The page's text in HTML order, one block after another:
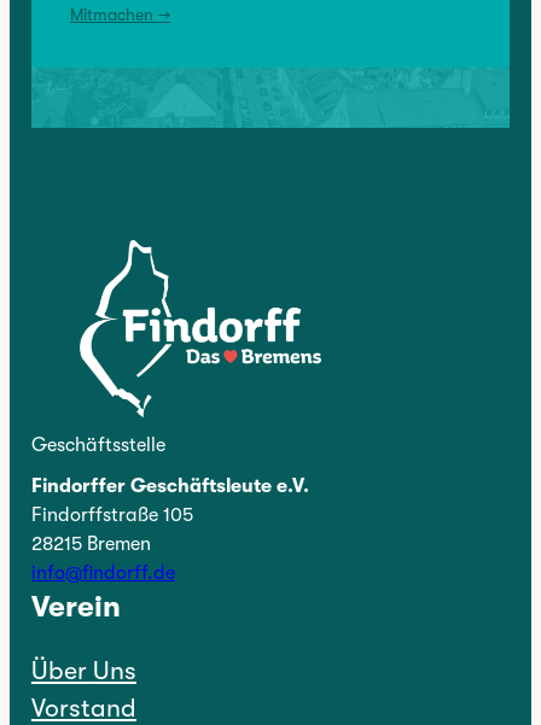
Mitmachen →
Geschäftsstelle
Findorffer Geschäftsleute e.V.
Findorffstraße 105
28215 Bremen
info@findorff.de
Verein
Über Uns
Vorstand